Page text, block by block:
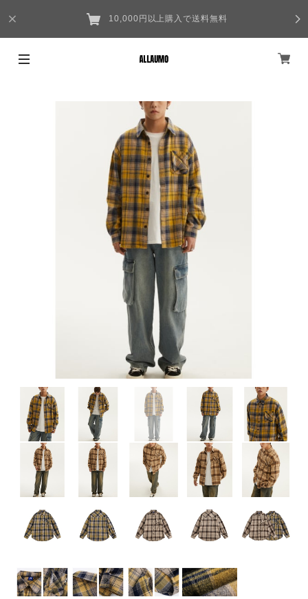
10,000円以上購入で送料無料